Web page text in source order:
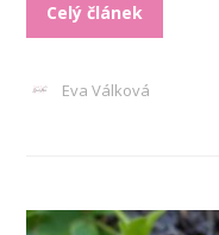
Celý článek
Eva Válková